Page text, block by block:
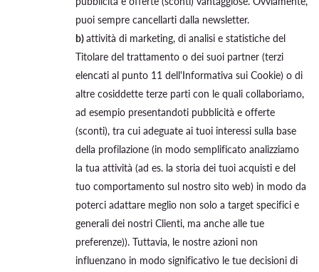
puoi sempre cancellarti dalla newsletter.
b)attività di marketing, di analisi e statistiche del
Titolare del trattamento o dei suoi partner (terzi
elencati al punto 11 dell'Informativa sui Cookie) o di
altre cosiddette terze parti con le quali collaboriamo,
ad esempio presentandoti pubblicità e offerte
(sconti), tra cui adeguate ai tuoi interessi sulla base
della profilazione (in modo semplificato analizziamo
la tua attività (ad es. la storia dei tuoi acquisti e del
tuo comportamento sul nostro sito web) in modo da
poterci adattare meglio non solo a target specifici e
generali dei nostri Clienti, ma anche alle tue
preferenze)). Tuttavia, le nostre azioni non
influenzano in modo significativo le tue decisioni di